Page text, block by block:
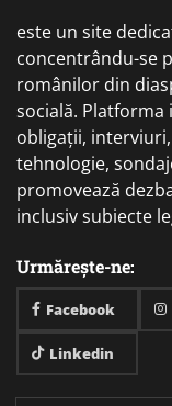
este un site
concentrându-se
românilor din
socială.
obligații,
tehnologie,
promovează
inclusiv subiecte
Urmărește-ne:
Facebook
Linkedin